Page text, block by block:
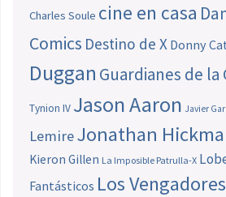
Charles Soule cine en casa
Comics Destino de X Donny
Duggan Guardianes de la
Tynion IV Jason Aaron Javier
LemireJonathan
Kieron Gillen La Imposible Patrulla-X
Fantásticos Los Vengadores